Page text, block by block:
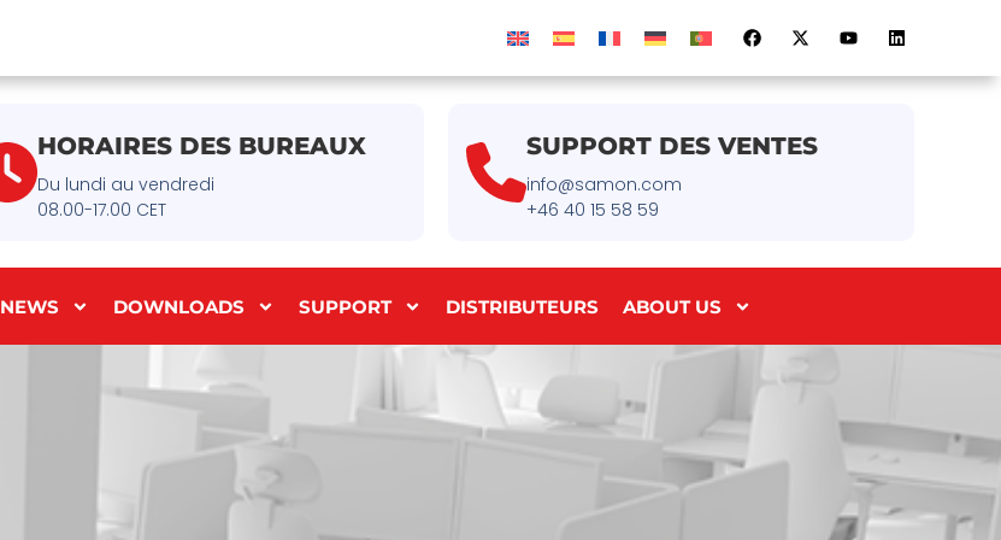
HORAIRES DES BUREAUX
Du lundi au vendredi
08.00-17.00 CET
SUPPORT DES VENTES
info@samon.com
+46 40 15 58 59
NEWS DOWNLOADS SUPPORT DISTRIBUTEURS ABOUT US